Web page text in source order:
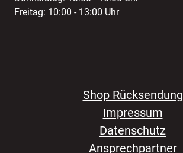
Freitag: 10:00 - 13:00 Uhr
Shop Rücksendung
Impressum
Datenschutz
Ansprechpartner